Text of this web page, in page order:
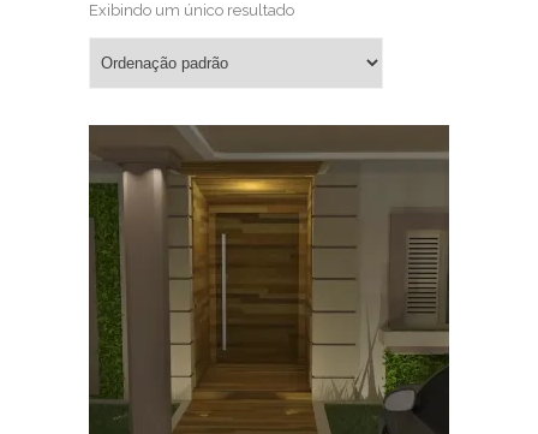
Exibindo um único resultado